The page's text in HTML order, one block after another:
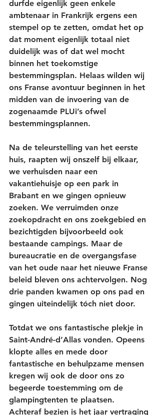
durfde eigenlijk geen enkele
ambtenaar in Frankrijk ergens een
stempel op te zetten, omdat het op
dat moment eigenlijk totaal niet
duidelijk was of dat wel mocht
binnen het toekomstige
bestemmingsplan. Helaas wilden wij
ons Franse avontuur beginnen in het
midden van de invoering van de
zogenaamde PLUi’s ofwel
bestemmingsplannen.
Na de teleurstelling van het eerste
huis, raapten wij onszelf bij elkaar,
we verhuisden naar een
vakantiehuisje op een park in
Brabant en we gingen opnieuw
zoeken. We verruimden onze
zoekopdracht en ons zoekgebied en
bezichtigden bijvoorbeeld ook
bestaande campings. Maar de
bureaucratie en de overgangsfase
van het oude naar het nieuwe Franse
beleid bleven ons achtervolgen. Nog
drie panden kwamen op ons pad en
gingen uiteindelijk tóch niet door.
Totdat we ons fantastische plekje in
Saint-André-d’Allas vonden. Opeens
klopte alles en mede door
fantastische en behulpzame mensen
kregen wij ook de door ons zo
begeerde toestemming om de
glampingtenten te plaatsen.
Achteraf bezien is het jaar vertraging